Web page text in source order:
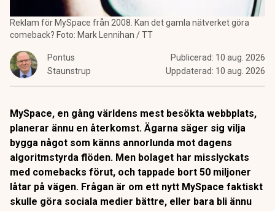
Reklam för MySpace från 2008. Kan det gamla nätverket göra
comeback? Foto: Mark Lennihan / TT
Pontus
Staunstrup
Publicerad: 10 aug. 2026
Uppdaterad: 10 aug. 2026
MySpace, en gång världens mest besökta webbplats,
planerar ännu en återkomst. Ägarna säger sig vilja
bygga något som känns annorlunda mot dagens
algoritmstyrda flöden. Men bolaget har misslyckats
med comebacks förut, och tappade bort 50 miljoner
låtar på vägen. Frågan är om ett nytt MySpace faktiskt
skulle göra sociala medier bättre, eller bara bli ännu